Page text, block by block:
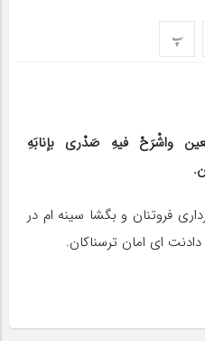
پ
واشْرَحْ فیهِ صَدْری بإنابَهِ
فروتنان و بگشا سینه ام در
اى امان ترسناکان.